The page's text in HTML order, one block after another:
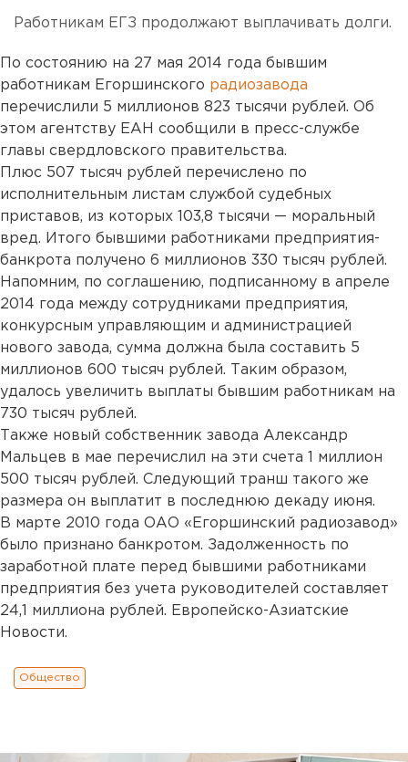
Работникам ЕГЗ продолжают выплачивать долги.
По состоянию на 27 мая 2014 года бывшим
работникам Егоршинского радиозавода
перечислили 5 миллионов 823 тысячи рублей. Об
этом агентству ЕАН сообщили в пресс-службе
главы свердловского правительства.
Плюс 507 тысяч рублей перечислено по
исполнительным листам службой судебных
приставов, из которых 103,8 тысячи — моральный
вред. Итого бывшими работниками предприятия-
банкрота получено 6 миллионов 330 тысяч рублей.
Напомним, по соглашению, подписанному в апреле
2014 года между сотрудниками предприятия,
конкурсным управляющим и администрацией
нового завода, сумма должна была составить 5
миллионов 600 тысяч рублей. Таким образом,
удалось увеличить выплаты бывшим работникам на
730 тысяч рублей.
Также новый собственник завода Александр
Мальцев в мае перечислил на эти счета 1 миллион
500 тысяч рублей. Следующий транш такого же
размера он выплатит в последнюю декаду июня.
В марте 2010 года ОАО «Егоршинский радиозавод»
было признано банкротом. Задолженность по
заработной плате перед бывшими работниками
предприятия без учета руководителей составляет
24,1 миллиона рублей. Европейско-Азиатские
Новости.
Общество